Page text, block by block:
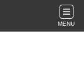
MENU